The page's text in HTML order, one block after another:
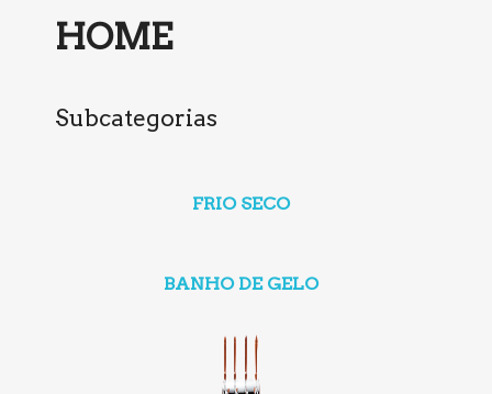
HOME
Subcategorias
FRIO SECO
BANHO DE GELO